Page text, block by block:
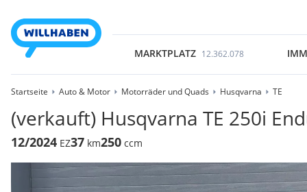
MARKTPLATZ 12.362.078
Startseite Auto & Motor Motorräder und Quads Husqvarna TE
(verkauft) Husqvarna TE 250i
12/2024 EZ37 km250 ccm